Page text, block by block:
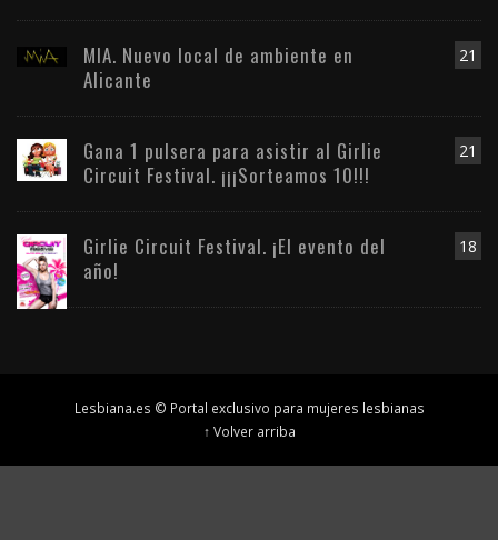
21
MIA. Nuevo local de ambiente en
Alicante
21
Gana 1 pulsera para asistir al Girlie
Circuit Festival. ¡¡¡Sorteamos 10!!!
18
Girlie Circuit Festival. ¡El evento del
año!
Lesbiana.es © Portal exclusivo para mujeres lesbianas
↑ Volver arriba